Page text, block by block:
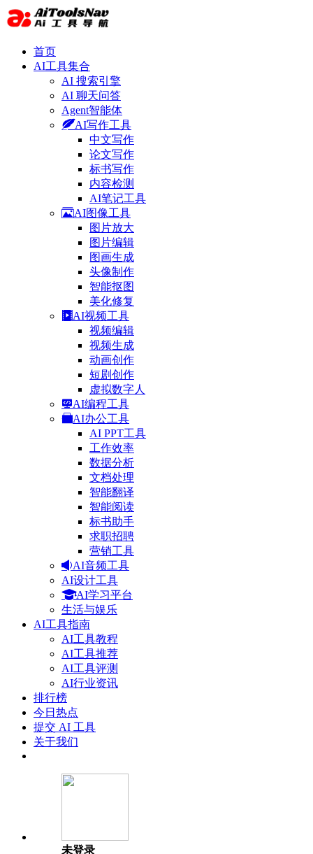
首页
AI工具集合
AI 搜索引擎
AI 聊天问答
Agent智能体
AI写作工具
中文写作
论文写作
标书写作
内容检测
AI笔记工具
AI图像工具
图片放大
图片编辑
图画生成
头像制作
智能抠图
美化修复
AI视频工具
视频编辑
视频生成
动画创作
短剧创作
虚拟数字人
AI编程工具
AI办公工具
AI PPT工具
工作效率
数据分析
文档处理
智能翻译
智能阅读
标书助手
求职招聘
营销工具
AI音频工具
AI设计工具
AI学习平台
生活与娱乐
AI工具指南
AI工具教程
AI工具推荐
AI工具评测
AI行业资讯
排行榜
今日热点
提交 AI 工具
关于我们
未登录